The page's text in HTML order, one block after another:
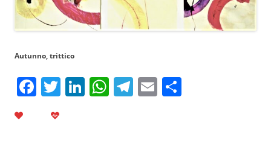
Autunno, trittico
F T Li W T E